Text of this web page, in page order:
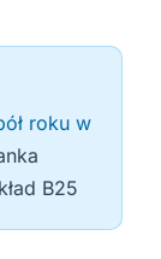
roku w
B25